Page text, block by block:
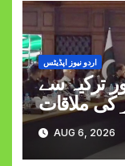
اردو نیوز اپڈیٹس
ترکیہ سے
کی ملاقات
AUG 6, 2026